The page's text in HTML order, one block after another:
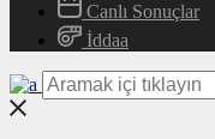
Canlı Sonuçlar
İddaa